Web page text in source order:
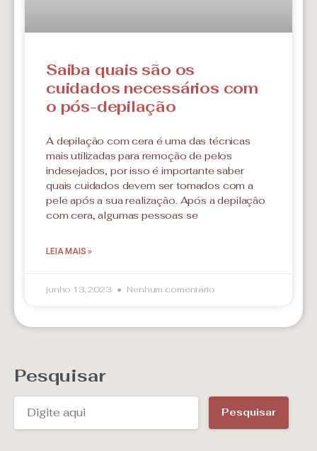
Saiba quais são os
cuidados necessários com
o pós-depilação
A depilação com cera é uma das técnicas
mais utilizadas para remoção de pelos
indesejados, por isso é importante saber
quais cuidados devem ser tomados com a
pele após a sua realização. Após a depilação
com cera, algumas pessoas se
LEIA MAIS »
junho 13, 2023 Nenhum comentário
Pesquisar
Pesquisar